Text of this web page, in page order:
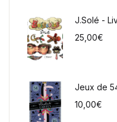
J.Solé -
25,00€
Jeux de
10,00€